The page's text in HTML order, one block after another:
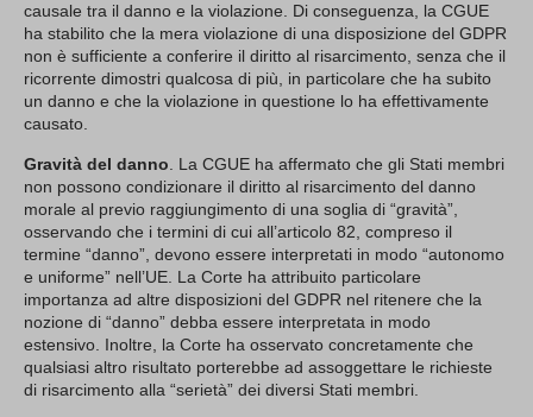
causale tra il danno e la violazione. Di conseguenza, la CGUE
ha stabilito che la mera violazione di una disposizione del GDPR
non è sufficiente a conferire il diritto al risarcimento, senza che il
ricorrente dimostri qualcosa di più, in particolare che ha subito
un danno e che la violazione in questione lo ha effettivamente
causato.
Gravità del danno . La CGUE ha affermato che gli Stati membri
non possono condizionare il diritto al risarcimento del danno
morale al previo raggiungimento di una soglia di “gravità”,
osservando che i termini di cui all’articolo 82, compreso il
termine “danno”, devono essere interpretati in modo “autonomo
e uniforme” nell’UE. La Corte ha attribuito particolare
importanza ad altre disposizioni del GDPR nel ritenere che la
nozione di “danno” debba essere interpretata in modo
estensivo. Inoltre, la Corte ha osservato concretamente che
qualsiasi altro risultato porterebbe ad assoggettare le richieste
di risarcimento alla “serietà” dei diversi Stati membri.